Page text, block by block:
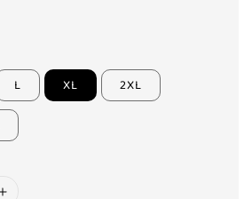
L XL 2XL